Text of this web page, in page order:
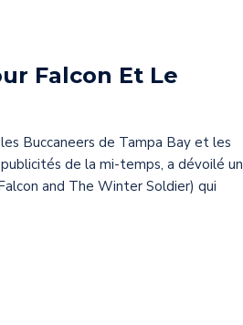
Falcon Et Le
Buccaneers de Tampa Bay et les
de la mi-temps, a dévoilé un
and The Winter Soldier) qui